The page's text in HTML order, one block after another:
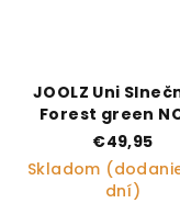
JOOLZ Uni Slnečník -
Forest green
€49,95
Skladom
dní)